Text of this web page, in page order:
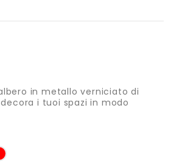
in metallo verniciato di
i tuoi spazi in modo
Rosso